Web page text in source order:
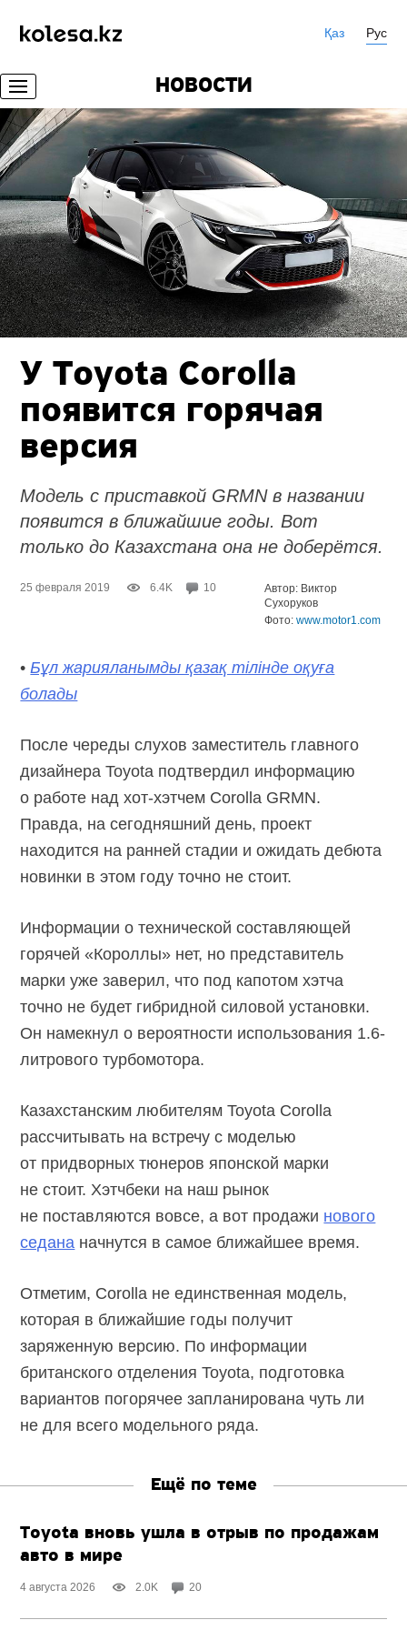
Қаз Рус
НОВОСТИ
У Toyota Corolla
появится горячая
версия
Модель с приставкой GRMN в названии
появится в ближайшие годы. Вот
только до Казахстана она не доберётся.
25 февраля 2019 6.4K 10
Автор: Виктор
Сухоруков
Фото:www.motor1.com
•Бұл жарияланымды қазақ тілінде оқуға
болады
После череды слухов заместитель главного
дизайнера Toyota подтвердил информацию
о работе над хот-хэтчем Corolla GRMN.
Правда, на сегодняшний день, проект
находится на ранней стадии и ожидать дебюта
новинки в этом году точно не стоит.
Информации о технической составляющей
горячей «Короллы» нет, но представитель
марки уже заверил, что под капотом хэтча
точно не будет гибридной силовой установки.
Он намекнул о вероятности использования 1.6-
литрового турбомотора.
Казахстанским любителям Toyota Corolla
рассчитывать на встречу с моделью
от придворных тюнеров японской марки
не стоит. Хэтчбеки на наш рынок
не поставляются вовсе, а вот продажи нового
седана начнутся в самое ближайшее время.
Отметим, Corolla не единственная модель,
которая в ближайшие годы получит
заряженную версию. По информации
британского отделения Toyota, подготовка
вариантов погорячее запланирована чуть ли
не для всего модельного ряда.
Ещё по теме
Toyota вновь ушла в отрыв по продажам
авто в мире
4 августа 2026 2.0K 20